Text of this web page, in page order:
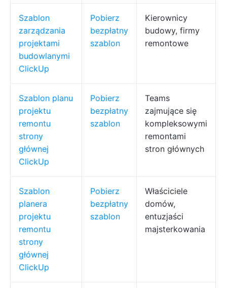
Szablon
zarządzania
projektami
budowlanymi
ClickUp
Pobierz
bezpłatny
szablon
Kierownicy
budowy, firmy
remontowe
Szablon planu
projektu
remontu
strony
głównej
ClickUp
Pobierz
bezpłatny
szablon
Teams
zajmujące się
kompleksowymi
remontami
stron głównych
Szablon
planera
projektu
remontu
strony
głównej
ClickUp
Pobierz
bezpłatny
szablon
Właściciele
domów,
entuzjaści
majsterkowania